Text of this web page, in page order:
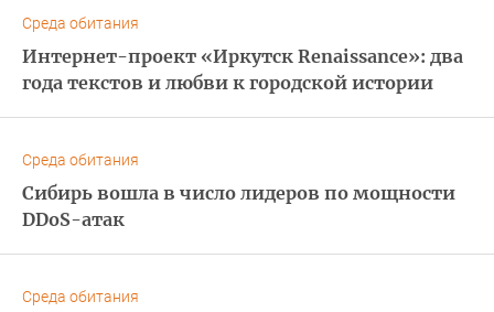
Среда обитания
Интернет-проект «Иркутск Renaissance»: два
года текстов и любви к городской истории
Среда обитания
Сибирь вошла в число лидеров по мощности
DDoS-атак
Среда обитания